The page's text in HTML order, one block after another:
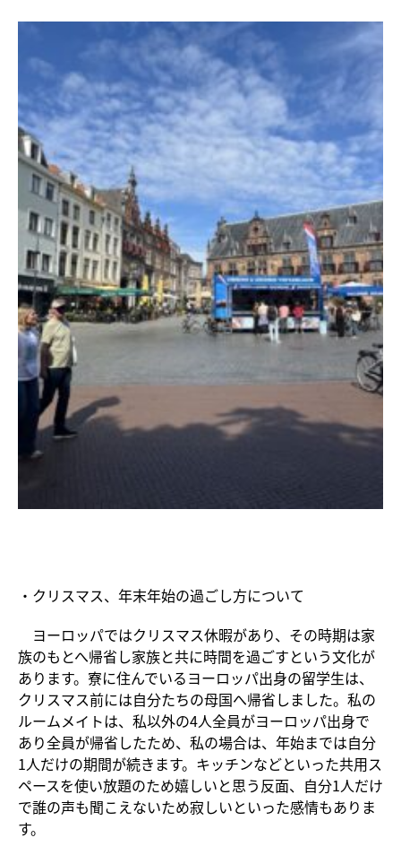
・クリスマス、年末年始の過ごし方について
ヨーロッパではクリスマス休暇があり、その時期は家
族のもとへ帰省し家族と共に時間を過ごすという文化が
あります。寮に住んでいるヨーロッパ出身の留学生は、
クリスマス前には自分たちの母国へ帰省しました。私の
ルームメイトは、私以外の4人全員がヨーロッパ出身で
あり全員が帰省したため、私の場合は、年始までは自分
1人だけの期間が続きます。キッチンなどといった共用ス
ペースを使い放題のため嬉しいと思う反面、自分1人だけ
で誰の声も聞こえないため寂しいといった感情もありま
す。